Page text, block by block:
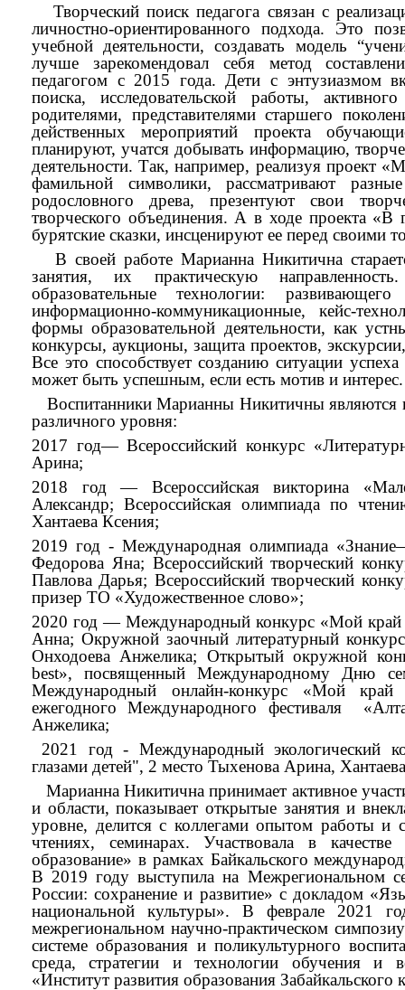
Творческий поиск педагога связан с
личностно-ориентированного подхода. Это
учебной деятельности, создавать модель
лучше зарекомендовал себя метод
педагогом с 2015 года. Дети с энтузиазмом
поиска, исследовательской работы,
родителями, представителями старшего
действенных мероприятий проекта
планируют, учатся добывать информацию,
деятельности. Так, например, реализуя проект
фамильной символики, рассматривают
родословного древа, презентуют свои
творческого объединения. А в ходе проекта «В
бурятские сказки, инсценируют ее перед своими
В своей работе Марианна Никитична
занятия, их практическую
образовательные технологии:
информационно-коммуникационные, кейс-
формы образовательной деятельности, как
конкурсы, аукционы, защита проектов,
Все это способствует созданию ситуации
может быть успешным, если есть мотив и интерес.
Воспитанники Марианны Никитичны являются
различного уровня:
2017 год— Всероссийский конкурс
Арина;
2018 год — Всероссийская викторина
Александр; Всероссийская олимпиада по
Хантаева Ксения;
2019 год - Международная олимпиада
Федорова Яна; Всероссийский творческий
Павлова Дарья; Всероссийский творческий
призер ТО «Художественное слово»;
2020 год — Международный конкурс «Мой край
Анна; Окружной заочный литературный
Онходоева Анжелика; Открытый окружной
best», посвященный Международному Дню
Международный онлайн-конкурс «Мой
ежегодного Международного фестиваля
Анжелика;
2021 год - Международный экологический
глазами детей", 2 место Тыхенова Арина,
Марианна Никитична принимает активное
и области, показывает открытые занятия и
уровне, делится с коллегами опытом работы и
чтениях, семинарах. Участвовала в качестве
образование» в рамках Байкальского
В 2019 году выступила на Межрегиональном
России: сохранение и развитие» с докладом
национальной культуры». В феврале 2021
межрегиональном научно-практическом
системе образования и поликультурного
среда, стратегии и технологии обучения
«Институт развития образования